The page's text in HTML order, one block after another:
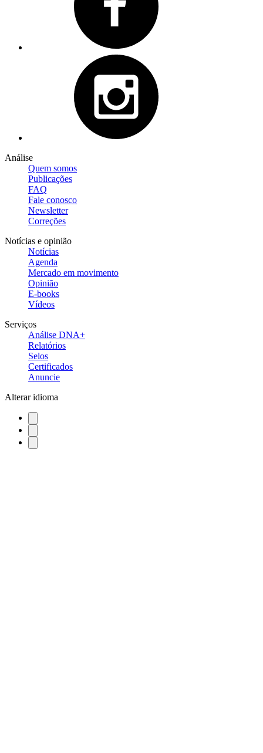
Análise
Quem somos
Publicações
FAQ
Fale conosco
Newsletter
Correções
Notícias e opinião
Notícias
Agenda
Mercado em movimento
Opinião
E-books
Vídeos
Serviços
Análise DNA+
Relatórios
Selos
Certificados
Anuncie
Alterar idioma